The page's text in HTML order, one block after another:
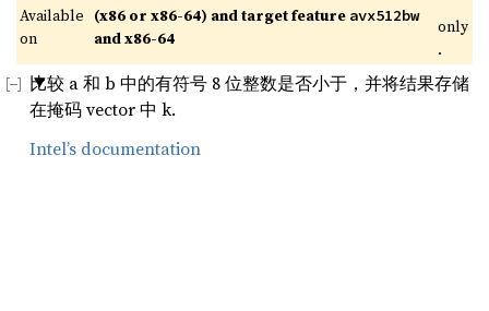
Available
on
(x86 or x86-64) and target feature avx512bw
and x86-64
only
.
比较 a 和 b 中的有符号 8 位整数是否小于，并将结果存储
在掩码 vector 中 k.
Intel’s documentation